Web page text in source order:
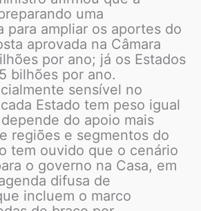
uma
para ampliar os aportes do
aprovada na Câmara
por ano; já os Estados
bilhões por ano.
sensível no
Estado tem peso igual
do apoio mais
regiões e segmentos do
tem ouvido que o cenário
o governo na Casa, em
difusa de
incluem o marco